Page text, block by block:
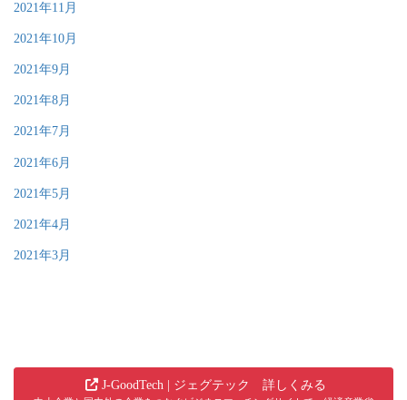
2021年11月
2021年10月
2021年9月
2021年8月
2021年7月
2021年6月
2021年5月
2021年4月
2021年3月
J-GoodTech | ジェグテック 詳しくみる